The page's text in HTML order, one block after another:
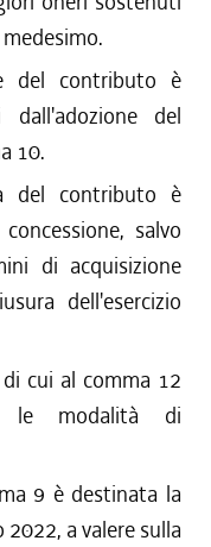
del contributo è
del
10.
del contributo è
salvo
di acquisizione
dell'esercizio
cui al comma 12
modalità di
9 è destinata la
a valere sulla